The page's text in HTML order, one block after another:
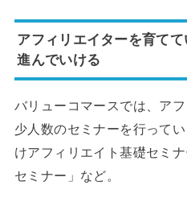
アフィリエイターを育て
進んでいける
バリューコマースでは、ア
少人数のセミナーを行って
けアフィリエイト基礎セミ
セミナー」など。